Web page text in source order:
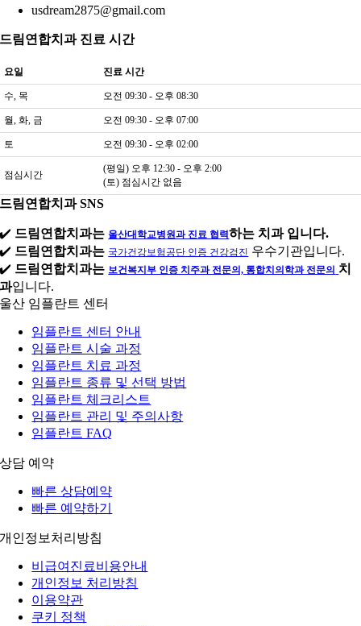
usdream2875@gmail.com
드림연합치과 진료 시간
요일 진료 시간
수, 목 오전 09:30 - 오후 08:30
월, 화, 금 오전 09:30 - 오후 07:00
토 오전 09:30 - 오후 02:00
점심시간
(평일) 오후 12:30 - 오후 2:00
(토) 점심시간 없음
드림연합치과 SNS
✔️ 드림연합치과는 울산대학교병원과 진료 협력하는 치과 입니다.
✔️ 드림연합치과는 국가건강보험공단 인증 건강검진 우수기관입니다.
✔️ 드림연합치과는 보건복지부 인증 치주과 전문의, 통합치의학과 전문의 치
과입니다.
울산 임플란트 센터
임플란트 센터 안내
임플란트 시술 과정
임플란트 치료 과정
임플란트 종류 및 선택 방법
임플란트 체크리스트
임플란트 관리 및 주의사항
임플란트 FAQ
상담 예약
빠른 상담예약
빠른 예약하기
개인정보처리방침
비급여진료비용안내
개인정보 처리방침
이용약관
쿠키 정책